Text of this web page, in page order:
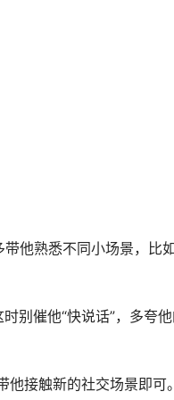
他熟悉不同小场景，比
别催他“快说话”，多夸
接触新的社交场景即可。